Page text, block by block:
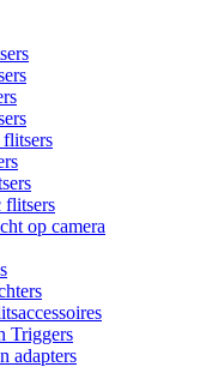
flitsers
op camera
Triggers
adapters